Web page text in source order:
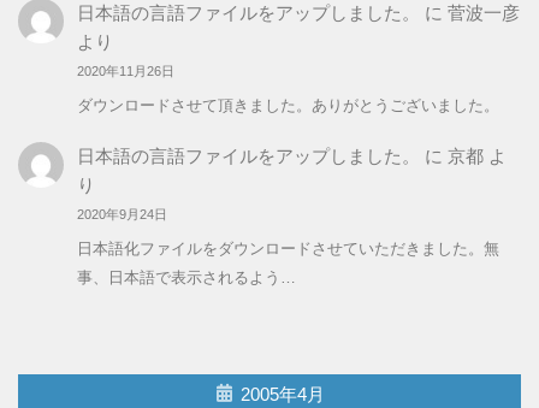
日本語の言語ファイルをアップしました。 に 菅波一彦
より
2020年11月26日
ダウンロードさせて頂きました。ありがとうございました。
日本語の言語ファイルをアップしました。 に 京都よ
り
2020年9月24日
日本語化ファイルをダウンロードさせていただきました。無
事、日本語で表示されるよう…
2005年4月